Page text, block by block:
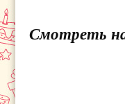
Смотреть